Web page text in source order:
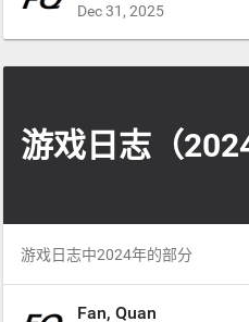
Dec 31, 2025
游戏日志（
游戏日志中2024年的部分
Fan, Quan